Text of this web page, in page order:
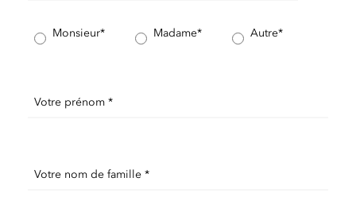
Monsieur* Madame* Autre*
Votre prénom *
Votre nom de famille *